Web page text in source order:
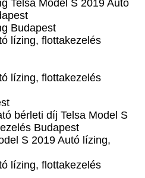
Telsa Model S 2019 Autó
Budapest
lízing, flottakezelés
lízing, flottakezelés
bérleti díj Telsa Model S
Budapest
S 2019 Autó lízing,
lízing, flottakezelés